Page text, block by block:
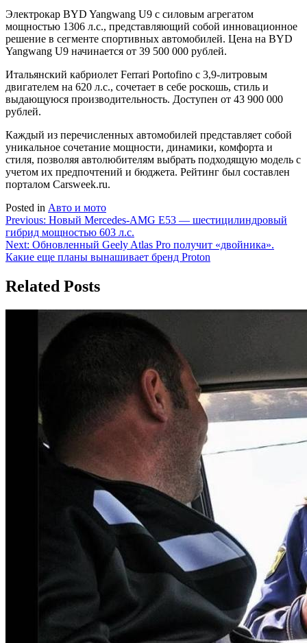
Электрокар BYD Yangwang U9 с силовым агрегатом
мощностью 1306 л.с., представляющий собой инновационное
решение в сегменте спортивных автомобилей. Цена на BYD
Yangwang U9 начинается от 39 500 000 рублей.
Итальянский кабриолет Ferrari Portofino с 3,9-литровым
двигателем на 620 л.с., сочетает в себе роскошь, стиль и
выдающуюся производительность. Доступен от 43 900 000
рублей.
Каждый из перечисленных автомобилей представляет собой
уникальное сочетание мощности, динамики, комфорта и
стиля, позволяя автолюбителям выбрать подходящую модель с
учетом их предпочтений и бюджета. Рейтинг был составлен
порталом Carsweek.ru.
Posted in Авто и мото
Навигация
по
записям
Previous: Новый Mercedes-AMG E53 — шестицилиндровый
гибрид мощностью 603 л.с.
Next: Обновленный Geely Atlas Pro получит «двойника».
Какие еще планы вынашивает бренд Proton
Related Posts